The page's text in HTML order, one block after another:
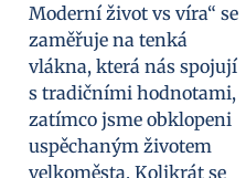
Moderní život vs víra“ se
zaměřuje na tenká
vlákna, která nás spojují
s tradičními hodnotami,
zatímco jsme obklopeni
uspěchaným životem
velkoměsta. Kolikrát se